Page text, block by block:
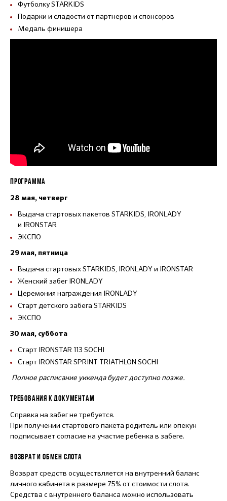
Футболку STARKIDS
Подарки и сладости от партнеров и спонсоров
Медаль финишера
ПРОГРАММА
28 мая, четверг
Выдача стартовых пакетов STARKIDS, IRONLADY
и IRONSTAR
ЭКСПО
29 мая, пятница
Выдача стартовых STARKIDS, IRONLADY и IRONSTAR
Женский забег IRONLADY
Церемония награждения IRONLADY
Старт детского забега STARKIDS
ЭКСПО
30 мая, суббота
Старт IRONSTAR 113 SOCHI
Старт IRONSTAR SPRINT TRIATHLON SOCHI
Полное расписание уикенда будет доступно позже.
ТРЕБОВАНИЯ К ДОКУМЕНТАМ
Справка на забег не требуется.
При получении стартового пакета родитель или опекун
подписывает согласие на участие ребенка в забеге.
ВОЗВРАТ И ОБМЕН СЛОТА
Возврат средств осуществляется на внутренний баланс
личного кабинета в размере 75% от стоимости слота.
Средства с внутреннего баланса можно использовать